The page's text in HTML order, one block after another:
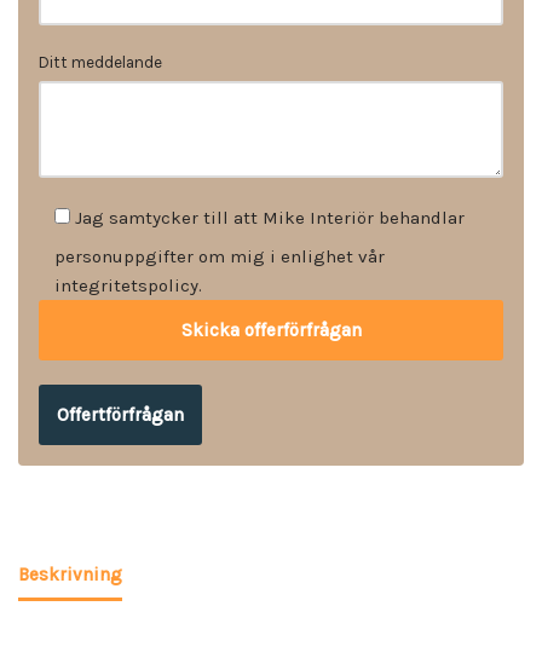
Ditt meddelande
Jag samtycker till att Mike Interiör behandlar
personuppgifter om mig i enlighet vår
integritetspolicy.
Offertförfrågan
Beskrivning